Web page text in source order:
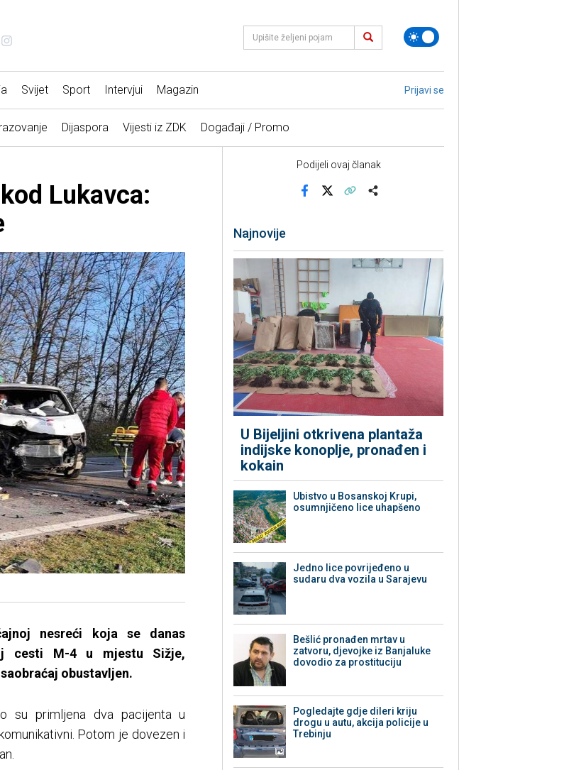
Svijet Sport Intervjui Magazin Prijavi se
Dijaspora Vijesti iz ZDK Događaji / Promo
Lukavca:
nesreći koja se danas
cesti M-4 u mjestu Sižje,
obustavljen.
su primljena dva pacijenta u
Potom je dovezen i
Podijeli ovaj članak
Najnovije
​U Bijeljini otkrivena plantaža
indijske konoplje, pronađen i
kokain
Ubistvo u Bosanskoj Krupi,
osumnjičeno lice uhapšeno
Јedno lice povrijeđeno u
sudaru dva vozila u Sarajevu
Bešlić pronađen mrtav u
zatvoru, djevojke iz Banjaluke
dovodio za prostituciju
Pogledajte gdje dileri kriju
drogu u autu, akcija policije u
Trebinju